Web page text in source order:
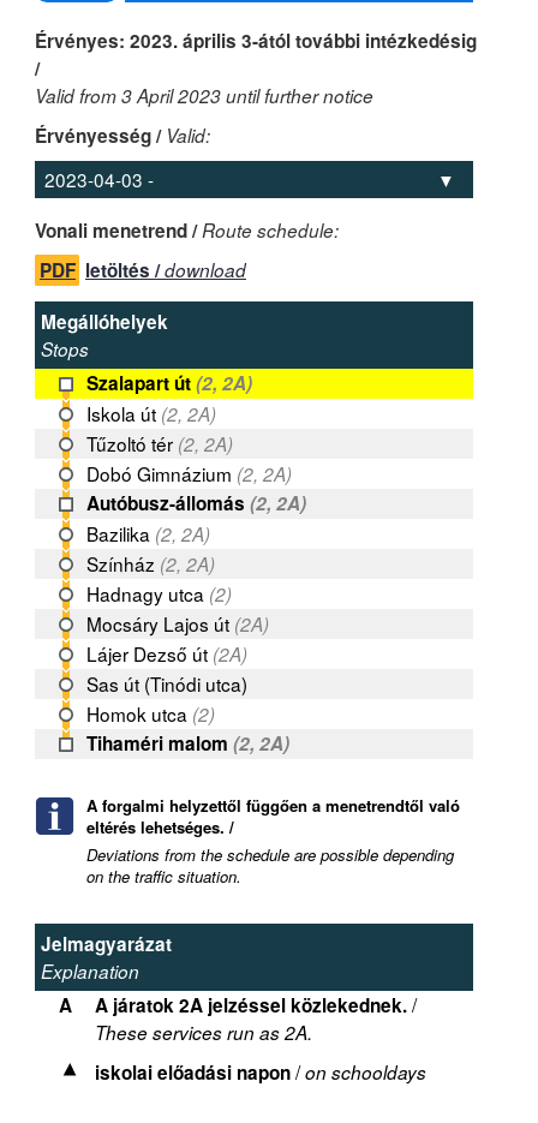
Érvényes: 2023. április 3-ától további intézkedésig
/
Valid from 3 April 2023 until further notice
Érvényesség / Valid:
Vonali menetrend /Route schedule:
PDF letöltés /download
Megállóhelyek
Stops
Szalapart út(2, 2A)
Iskola út (2, 2A)
Tűzoltó tér (2, 2A)
Dobó Gimnázium (2, 2A)
Autóbusz-állomás (2, 2A)
Bazilika (2, 2A)
Színház (2, 2A)
Hadnagy utca (2)
Mocsáry Lajos út (2A)
Lájer Dezső út (2A)
Sas út (Tinódi utca)
Homok utca (2)
Tihaméri malom (2, 2A)
A forgalmi helyzettől függően a menetrendtől való
eltérés lehetséges. /
Deviations from the schedule are possible depending
on the traffic situation.
Jelmagyarázat
Explanation
A A járatok 2A jelzéssel közlekednek./
These services run as 2A.
iskolai előadási napon/on schooldays